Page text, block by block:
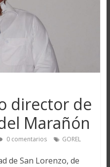
director de
Marañón
0 comentarios GOREL
de San Lorenzo, de